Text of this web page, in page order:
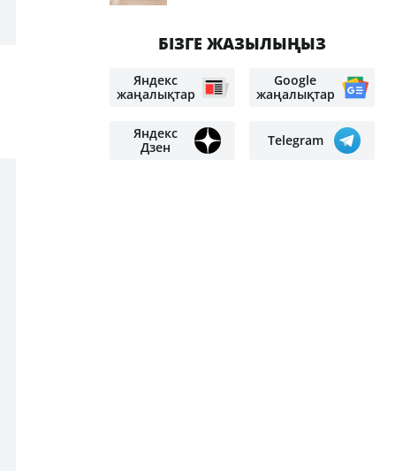
БІЗГЕ ЖАЗЫЛЫҢЫЗ
Яндекс
жаңалықтар
Google
жаңалықтар
Яндекс
Дзен
Telegram